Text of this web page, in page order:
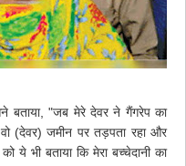
बताया, "जब मेरे देवर ने गैंगरेप का
वो (देवर) जमीन पर तड़पता रहा और
ये भी बताया कि मेरा बच्चेदानी का